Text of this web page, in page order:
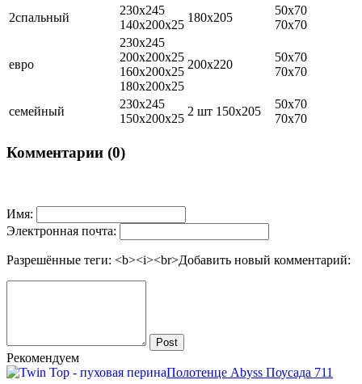
2спальный
230х245
140х200х25
180х205
50х70
70х70
евро
230х245
200х200х25
160х200х25
180х200х25
200х220
50х70
70х70
семейный
230х245
150х200х25
2 шт 150х205
50х70
70х70
Комментарии (0)
Имя:
Электронная почта:
Разрешённые теги: <b><i><br>Добавить новый комментарий:
Post
Рекомендуем
Полотенце Abyss Поусада 711